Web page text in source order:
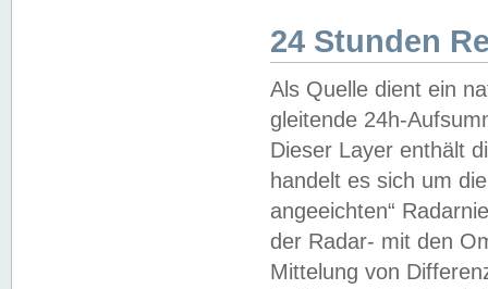
24 Stunden
Als Quelle dient ein
gleitende 24h-
Dieser Layer enthält
handelt es sich um
angeeichten“
der Radar- mit den
Mittelung von